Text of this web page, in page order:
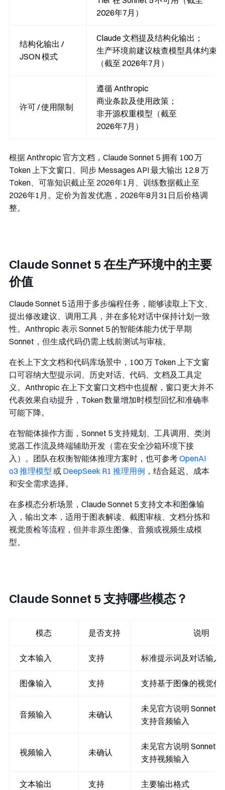
2026年7月）
结构化输出 /
JSON 模式
Claude 文档提及结构化输出；
生产环境前建议核查模型具体约束
（截至 2026年7月）
许可 / 使用限制
遵循 Anthropic
商业条款及使用政策；
非开源权重模型（截至
2026年7月）
根据 Anthropic 官方文档，Claude Sonnet 5 拥有 100 万
Token 上下文窗口、同步 Messages API 最大输出 12.8 万
Token、可靠知识截止至 2026年1月、训练数据截止至
2026年1月。定价为首发优惠，2026年8月31日后价格调
整。
Claude Sonnet 5 在生产环境中的主要
价值
Claude Sonnet 5 适用于多步编程任务，能够读取上下文、
提出修改建议、调用工具，并在多轮对话中保持计划一致
性。Anthropic 表示 Sonnet 5 的智能体能力优于早期
Sonnet，但生成代码仍需上线前测试与审核。
在长上下文文档和代码库场景中，100 万 Token 上下文窗
口可容纳大型提示词、历史对话、代码、文档及工具定
义。Anthropic 在上下文窗口文档中也提醒，窗口更大并不
代表效果自动提升，Token 数量增加时模型回忆和准确率
可能下降。
在智能体操作方面，Sonnet 5 支持规划、工具调用、类浏
览器工作流及终端辅助开发（需在安全沙箱环境下接
入）。团队在权衡智能体推理方案时，也可参考OpenAI
o3 推理模型 或 DeepSeek R1 推理用例 ，结合延迟、成本
和安全需求选择。
在多模态分析场景，Claude Sonnet 5 支持文本和图像输
入，输出文本，适用于图表解读、截图审核、文档分拣和
视觉质检等流程，但并非原生图像、音频或视频生成模
型。
Claude Sonnet 5 支持哪些模态？
模态 是否支持 说明
文本输入 支持 标准提示词及对话输入
图像输入 支持 支持基于图像的视觉任
音频输入 未确认
未见官方说明 Sonnet 5
支持音频输入
视频输入 未确认
未见官方说明 Sonnet 5
支持视频输入
文本输出 支持 主要输出格式